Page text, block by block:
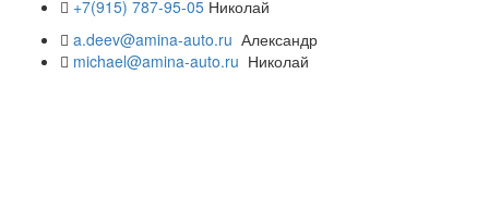
+7(915) 787-95-05 Николай
a.deev@amina-auto.ru Александр
michael@amina-auto.ru Николай